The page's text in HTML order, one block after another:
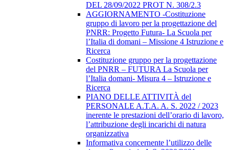
DEL 28/09/2022 PROT N. 308/2.3
AGGIORNAMENTO -Costituzione
gruppo di lavoro per la progettazione del
PNRR: Progetto Futura- La Scuola per
l’Italia di domani – Missione 4 Istruzione e
Ricerca
Costituzione gruppo per la progettazione
del PNRR – FUTURA La Scuola per
l’Italia domani- Misura 4 – Istruzione e
Ricerca
PIANO DELLE ATTIVITÀ del
PERSONALE A.T.A. A. S. 2022 / 2023
inerente le prestazioni dell’orario di lavoro,
l’attribuzione degli incarichi di natura
organizzativa
Informativa concernente l’utilizzo delle